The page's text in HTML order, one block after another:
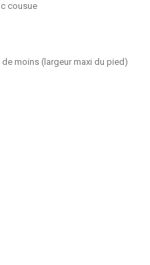
cousue
moins (largeur maxi du pied)